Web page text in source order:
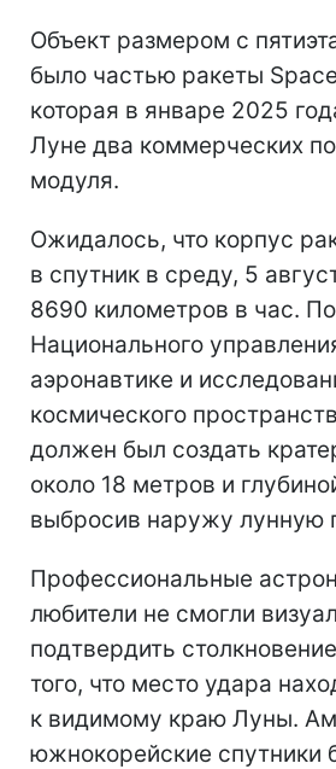
Объект размером с
было частью ракеты
которая в январе 2025
Луне два коммерческих
модуля.
Ожидалось, что корпус
в спутник в среду, 5
8690 километров в час.
Национального
аэронавтике и
космического
должен был создать
около 18 метров и
выбросив наружу лунную
Профессиональные
любители не смогли
подтвердить
того, что место удара
к видимому краю Луны.
южнокорейские спутники